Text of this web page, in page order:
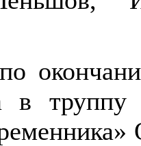
в труппу